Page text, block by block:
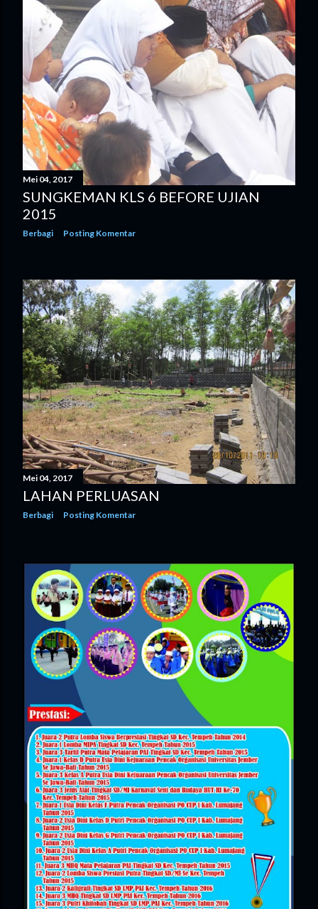
Mei 04, 2017
SUNGKEMAN KLS 6 BEFORE UJIAN
2015
Berbagi Posting Komentar
Mei 04, 2017
LAHAN PERLUASAN
Berbagi Posting Komentar